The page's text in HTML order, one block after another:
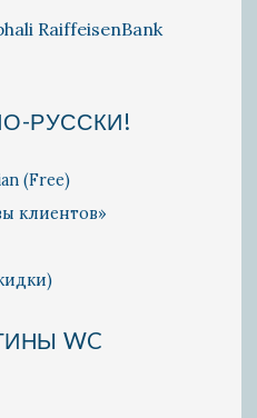
RaiffeisenBank
РУССКИ!
(Free)
клиентов»
WC